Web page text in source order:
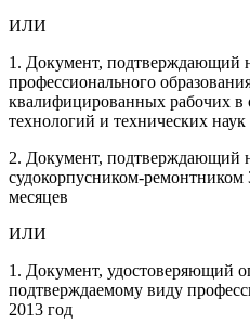
ИЛИ
1. Документ, подтверждающий
профессионального
квалифицированных рабочих в
технологий и технических наук
2. Документ, подтверждающий
судокорпусником-ремонтником
месяцев
ИЛИ
1. Документ, удостоверяющий
подтверждаемому виду
2013 год